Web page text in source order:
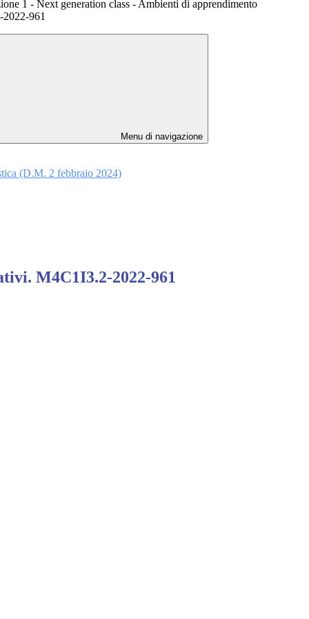
1 - Next generation class - Ambienti di apprendimento
961
Menu di navigazione
(D.M. 2 febbraio 2024)
M4C1I3.2-2022-961